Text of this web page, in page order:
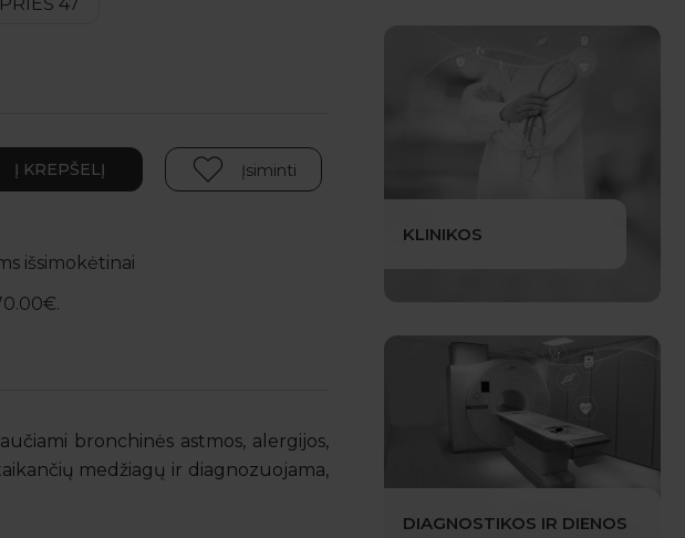
Įsiminti
išsimokėtinai
bronchinės astmos, alergijos,
medžiagų ir diagnozuojama,
KLINIKOS
DIAGNOSTIKOS IR DIENOS